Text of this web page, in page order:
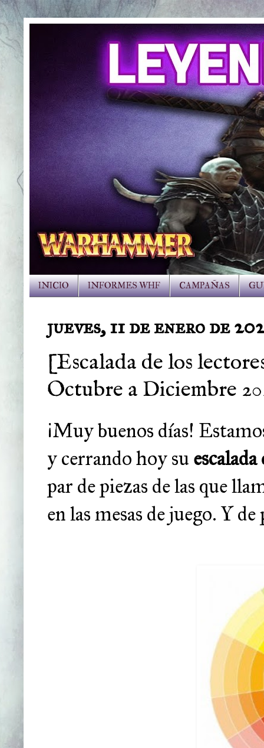
INICIO INFORMES WHF CAMPAÑAS
jueves, 11 de enero de
[Escalada de los
Octubre a Diciembre
¡Muy buenos días!
y cerrando hoy su
par de piezas de las que
en las mesas de juego. Y